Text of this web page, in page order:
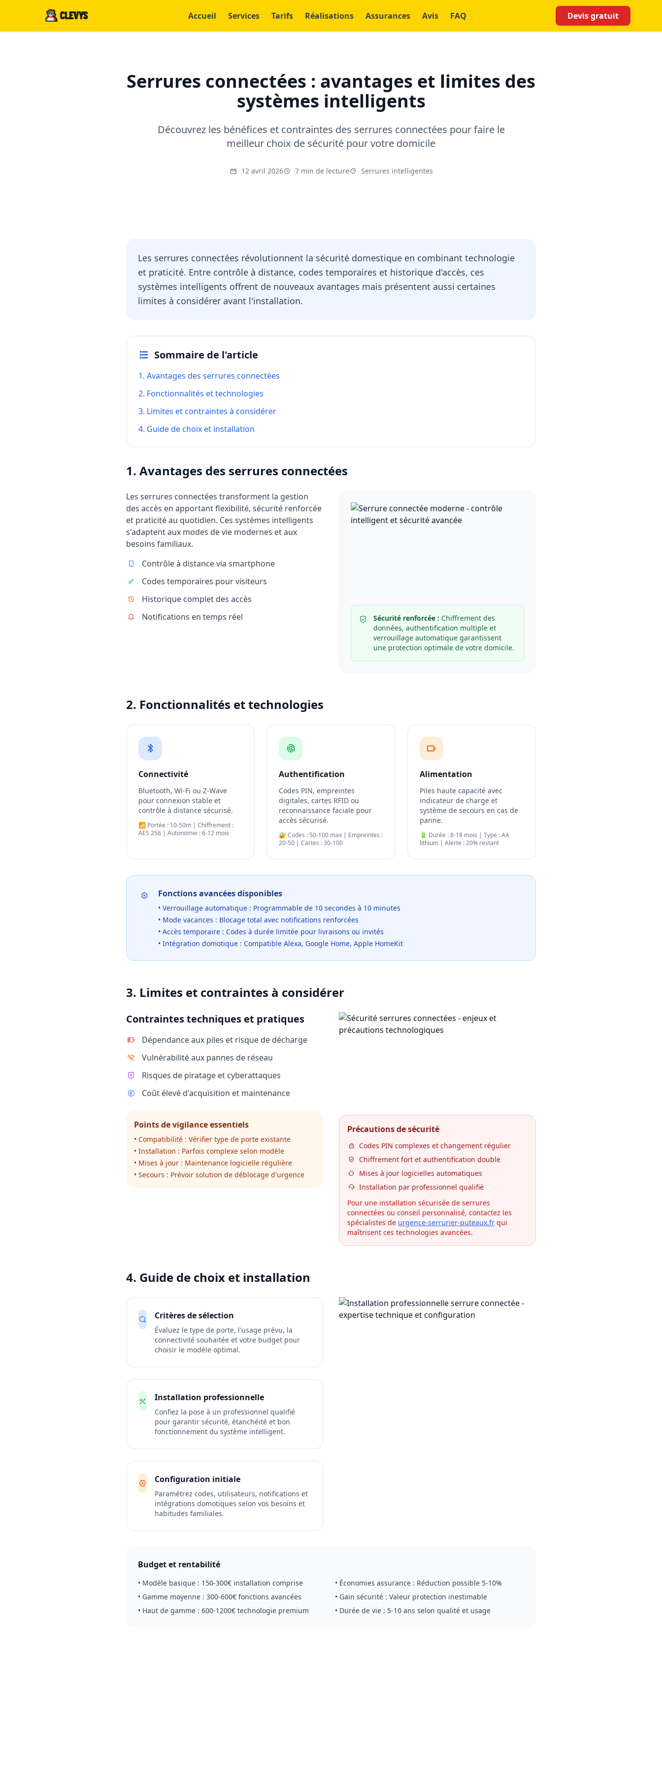
Accueil Services Tarifs Réalisations Assurances Avis FAQ Devis gratuit
Serrures connectées : avantages et limites des
systèmes intelligents
Découvrez les bénéfices et contraintes des serrures connectées pour faire le
meilleur choix de sécurité pour votre domicile
12 avril 2026 7 min de lecture Serrures intelligentes
Les serrures connectées révolutionnent la sécurité domestique en combinant technologie
et praticité. Entre contrôle à distance, codes temporaires et historique d'accès, ces
systèmes intelligents offrent de nouveaux avantages mais présentent aussi certaines
limites à considérer avant l'installation.
Sommaire de l'article
1. Avantages des serrures connectées
2. Fonctionnalités et technologies
3. Limites et contraintes à considérer
4. Guide de choix et installation
1. Avantages des serrures connectées
Les serrures connectées transforment la gestion
des accès en apportant flexibilité, sécurité renforcée
et praticité au quotidien. Ces systèmes intelligents
s'adaptent aux modes de vie modernes et aux
besoins familiaux.
Contrôle à distance via smartphone
Codes temporaires pour visiteurs
Historique complet des accès
Notifications en temps réel
Sécurité renforcée : Chiffrement des
données, authentification multiple et
verrouillage automatique garantissent
une protection optimale de votre domicile.
2. Fonctionnalités et technologies
Connectivité
Bluetooth, Wi-Fi ou Z-Wave
pour connexion stable et
contrôle à distance sécurisé.
📶 Portée : 10-50m | Chiffrement :
AES 256 | Autonomie : 6-12 mois
Authentification
Codes PIN, empreintes
digitales, cartes RFID ou
reconnaissance faciale pour
accès sécurisé.
🔐 Codes : 50-100 max | Empreintes :
20-50 | Cartes : 30-100
Alimentation
Piles haute capacité avec
indicateur de charge et
système de secours en cas de
panne.
🔋 Durée : 8-18 mois | Type : AA
lithium | Alerte : 20% restant
Fonctions avancées disponibles
• Verrouillage automatique : Programmable de 10 secondes à 10 minutes
• Mode vacances : Blocage total avec notifications renforcées
• Accès temporaire : Codes à durée limitée pour livraisons ou invités
• Intégration domotique : Compatible Alexa, Google Home, Apple HomeKit
3. Limites et contraintes à considérer
Contraintes techniques et pratiques
Dépendance aux piles et risque de décharge
Vulnérabilité aux pannes de réseau
Risques de piratage et cyberattaques
Coût élevé d'acquisition et maintenance
Points de vigilance essentiels
• Compatibilité : Vérifier type de porte existante
• Installation : Parfois complexe selon modèle
• Mises à jour : Maintenance logicielle régulière
• Secours : Prévoir solution de déblocage d'urgence
Précautions de sécurité
Codes PIN complexes et changement régulier
Chiffrement fort et authentification double
Mises à jour logicielles automatiques
Installation par professionnel qualifié
Pour une installation sécurisée de serrures
connectées ou conseil personnalisé, contactez les
spécialistes de urgence-serrurier-puteaux.fr qui
maîtrisent ces technologies avancées.
4. Guide de choix et installation
Critères de sélection
Évaluez le type de porte, l'usage prévu, la
connectivité souhaitée et votre budget pour
choisir le modèle optimal.
Installation professionnelle
Confiez la pose à un professionnel qualifié
pour garantir sécurité, étanchéité et bon
fonctionnement du système intelligent.
Configuration initiale
Paramétrez codes, utilisateurs, notifications et
intégrations domotiques selon vos besoins et
habitudes familiales.
Budget et rentabilité
• Modèle basique : 150-300€ installation comprise
• Gamme moyenne : 300-600€ fonctions avancées
• Haut de gamme : 600-1200€ technologie premium
• Économies assurance : Réduction possible 5-10%
• Gain sécurité : Valeur protection inestimable
• Durée de vie : 5-10 ans selon qualité et usage